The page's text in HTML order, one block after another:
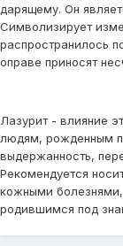
дарящему. Он
Символизирует
распространилось
оправе приносят
Лазурит - влияние
людям, рожденным
выдержанность,
Рекомендуется
кожными
родившимся под